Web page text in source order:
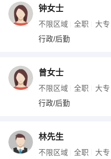
钟女士
不限区域 全职 大专
行政/后勤
曾女士
不限区域 全职 大专
行政/后勤
林先生
不限区域 全职 大专